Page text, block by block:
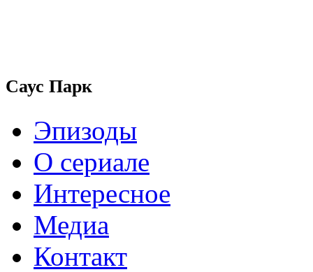
Саус Парк
Эпизоды
О сериале
Интересное
Медиа
Контакт